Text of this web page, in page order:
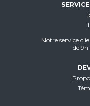
Notre service
de 9h